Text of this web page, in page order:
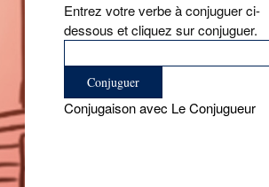
Entrez votre verbe à conjuguer ci-
dessous et cliquez sur conjuguer.
Conjugaison avec Le Conjugueur